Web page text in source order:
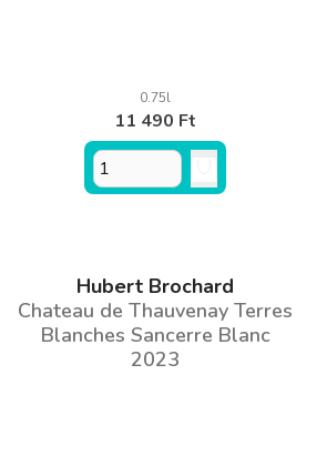
0.75l
11 490 Ft
Hubert Brochard
Chateau de Thauvenay Terres
Blanches Sancerre Blanc
2023